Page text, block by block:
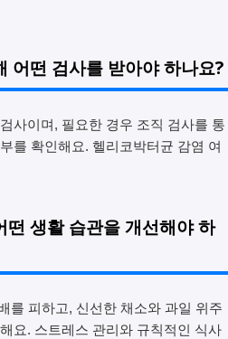
어떤 검사를 받아야 하나요?
사이며, 필요한 경우 조직 검사를 통
를 확인해요. 헬리코박터균 감염 여
떤 생활 습관을 개선해야 하
를 피하고, 신선한 채소와 과일 위주
요. 스트레스 관리와 규칙적인 식사